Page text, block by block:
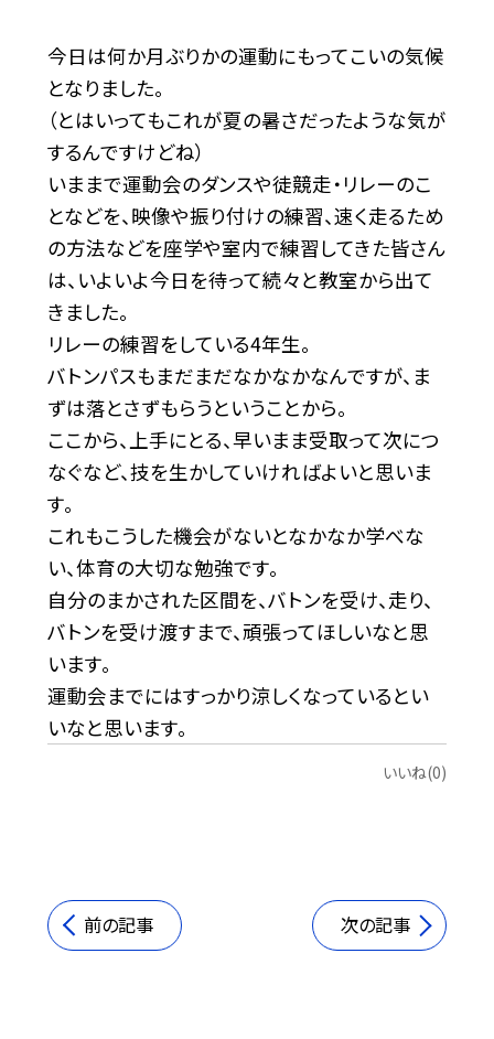
今日は何か月ぶりかの運動にもってこいの気候
となりました。
（とはいってもこれが夏の暑さだったような気が
するんですけどね）
いままで運動会のダンスや徒競走・リレーのこ
となどを、映像や振り付けの練習、速く走るため
の方法などを座学や室内で練習してきた皆さん
は、いよいよ今日を待って続々と教室から出て
きました。
リレーの練習をしている4年生。
バトンパスもまだまだなかなかなんですが、ま
ずは落とさずもらうということから。
ここから、上手にとる、早いまま受取って次につ
なぐなど、技を生かしていければよいと思いま
す。
これもこうした機会がないとなかなか学べな
い、体育の大切な勉強です。
自分のまかされた区間を、バトンを受け、走り、
バトンを受け渡すまで、頑張ってほしいなと思
います。
運動会までにはすっかり涼しくなっているとい
いなと思います。
いいね(0)
前の記事 次の記事